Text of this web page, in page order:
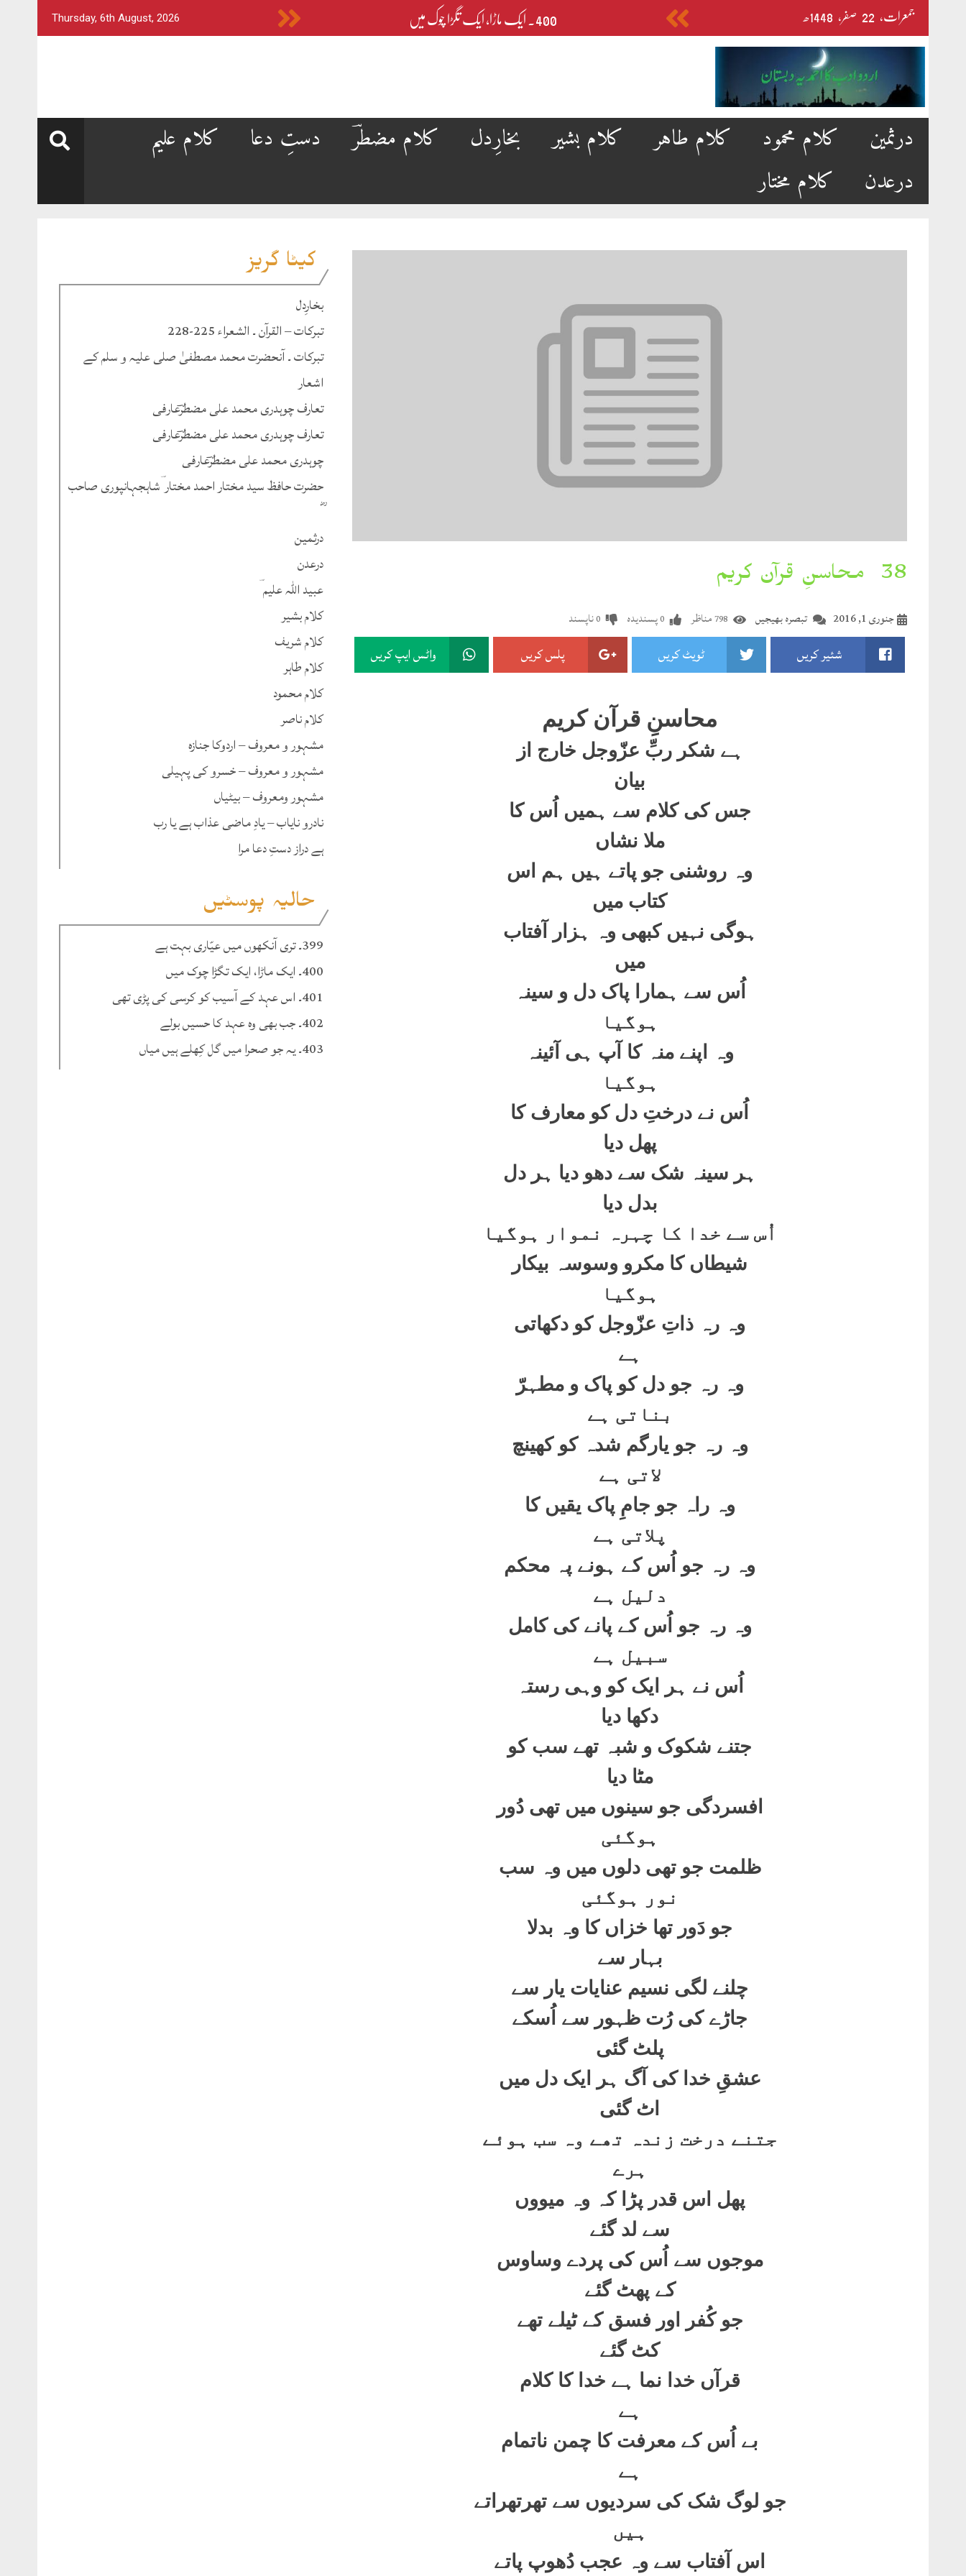
Skip
to
content
جمعرات‬‮، 22 صفر‬، 400۔ ایک ماڑا، ایک تگڑا چوک میں Thursday, 6th August, 2026
درثمین کلام محمود کلام طاہر کلام بشیر بخارِدل کلام مضطرؔ دستِ دعا
کلام علیم
درعدن
کلام مختار
کیٹا گریز
بخارِدل
تبرکات – القرآن ۔ الشعراء 225-228
تبرکات ۔ آنحضرت محمد مصطفیٰ صلی علیہ و سلم کے
اشعار
تعارف چوہدری محمد علی مضطرؔعارفی
تعارف چوہدری محمد علی مضطرؔعارفی
چوہدری محمد علی مضطرؔعارفی
حضرت حافظ سید مختار احمد مختار ؔشاہجہانپوری صاحب
ؓ
درثمین
درعدن
عبید اللہ علیم ؔ
کلام بشیر
کلام شریف
کلام طاہر
کلام محمود
کلام ناصر
مشہور و معروف – اردوکا جنازہ
مشہور و معروف – خسرو کی پہیلی
مشہور ومعروف – بیٹیاں
نادرو نایاب – یادِ ماضی عذاب ہے یا رب
ہے دراز دستِ دعا مرا
حالیہ پوسٹیں
399۔ تری آنکھوں میں عیّاری بہت ہے
400۔ ایک ماڑا، ایک تگڑا چوک میں
401۔ اس عہد کے آسیب کو کرسی کی پڑی تھی
402۔ جب بھی وہ عہد کا حسیں بولے
403۔ یہ جو صحرا میں گل کِھلے ہیں میاں
38۔محاسنِ قرآن کریم
تبصرہ بھیجیں جنوری 1, 2016 798مناظر 0پسندیدہ 0ناپسند
شئیر کریں ٹویٹ کریں پلس کریں واٹس ایپ کریں
محاسنِ قرآن کریم
ہے شکر ربِّ عزّوجل خارج از
بیان
جس کی کلام سے ہمیں اُس کا
ملا نشاں
وہ روشنی جو پاتے ہیں ہم اس
کتاب میں
ہوگی نہیں کبھی وہ ہزار آفتاب
میں
اُس سے ہمارا پاک دل و سینہ
ہوگیا
وہ اپنے منہ کا آپ ہی آئینہ
ہوگیا
اُس نے درختِ دل کو معارف کا
پھل دیا
ہر سینہ شک سے دھو دیا ہر دل
بدل دیا
اُس سے خدا کا چہرہ نموار ہوگیا
شیطاں کا مکرو وسوسہ بیکار
ہوگیا
وہ رہ ذاتِ عزّوجل کو دکھاتی
ہے
وہ رہ جو دل کو پاک و مطہرّ
بناتی ہے
وہ رہ جو یارگم شدہ کو کھینچ
لاتی ہے
وہ راہ جو جامِ پاک یقیں کا
پلاتی ہے
وہ رہ جو اُس کے ہونے پہ محکم
دلیل ہے
وہ رہ جو اُس کے پانے کی کامل
سبیل ہے
اُس نے ہر ایک کو وہی رستہ
دکھا دیا
جتنے شکوک و شبہ تھے سب کو
مٹا دیا
افسردگی جو سینوں میں تھی دُور
ہوگئی
ظلمت جو تھی دلوں میں وہ سب
نور ہوگئی
جو دَور تھا خزاں کا وہ بدلا
بہار سے
چلنے لگی نسیم عنایات یار سے
جاڑے کی رُت ظہور سے اُسکے
پلٹ گئی
عشقِ خدا کی آگ ہر ایک دل میں
اٹ گئی
جتنے درخت زندہ تھے وہ سب ہوئے
ہرے
پھل اس قدر پڑا کہ وہ میووں
سے لد گئے
موجوں سے اُس کی پردے وساوس
کے پھٹ گئے
جو کُفر اور فسق کے ٹیلے تھے
کٹ گئے
قرآں خدا نما ہے خدا کا کلام
ہے
بے اُس کے معرفت کا چمن ناتمام
ہے
جو لوگ شک کی سردیوں سے تھرتھراتے
ہیں
اس آفتاب سے وہ عجب دُھوپ پاتے